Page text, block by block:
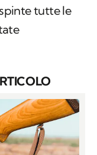
tutte le